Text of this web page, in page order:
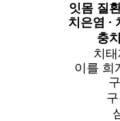
잇몸 질
치은염 ·
충치
치
이를 희